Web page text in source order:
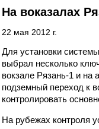
На воказалах
22 мая 2012 г.
Для установки
выбрал несколько
вокзале Рязань-1 и
подземный переход к
контролировать
На рубежах контроля